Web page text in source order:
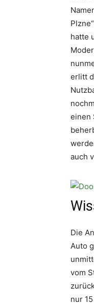
hatte
erlitt
einen
auch
Die
Auto
vom
nur